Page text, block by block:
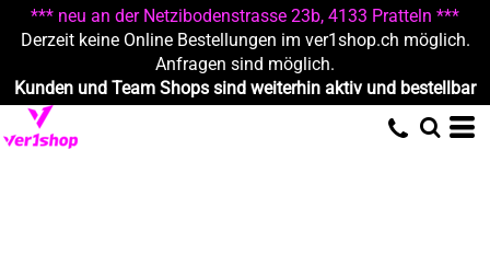
*** neu an der Netzibodenstrasse 23b, 4133 Pratteln ***
Derzeit keine Online Bestellungen im ver1shop.ch möglich.
Anfragen sind möglich.
Kunden und Team Shops sind weiterhin aktiv und bestellbar